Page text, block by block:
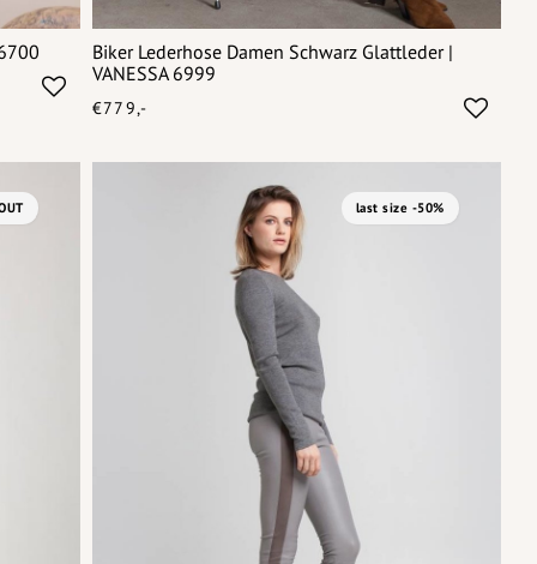
Biker Lederhose Damen Schwarz Glattleder |
VANESSA 6999
€779,-
last size -50%